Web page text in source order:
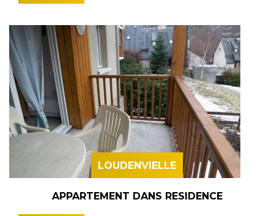
LOUDENVIELLE
APPARTEMENT DANS RESIDENCE